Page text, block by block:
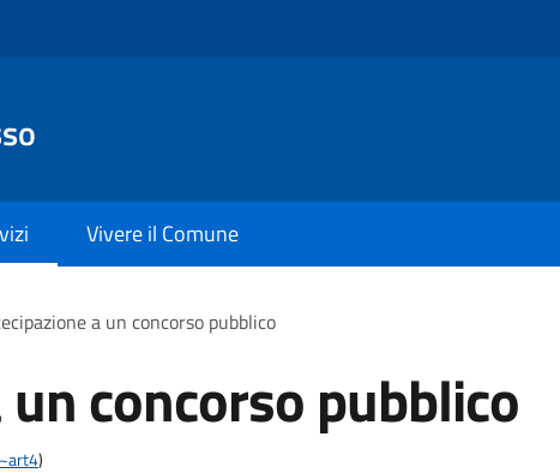
Vivere il Comune
a un concorso pubblico
concorso pubblico
)